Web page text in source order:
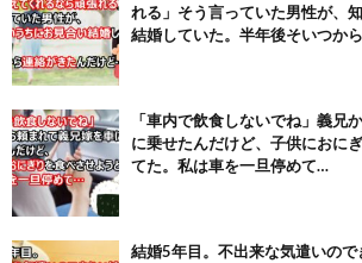
れる」そう言っていた男性が、
結婚していた。半年後そいつか
「車内で飲食しないでね」義兄
に乗せたんだけど、子供におに
てた。私は車を一旦停めて…
結婚5年目。不出来な気遣いので